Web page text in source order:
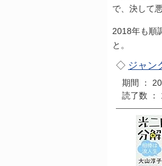
で、決して
2018年も順
と。
◇ ジャン
期間 ：
読了数 ：